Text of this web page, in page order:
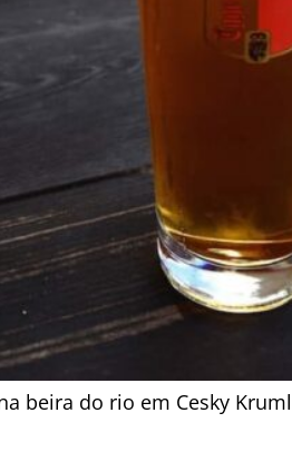
beira do rio em Cesky